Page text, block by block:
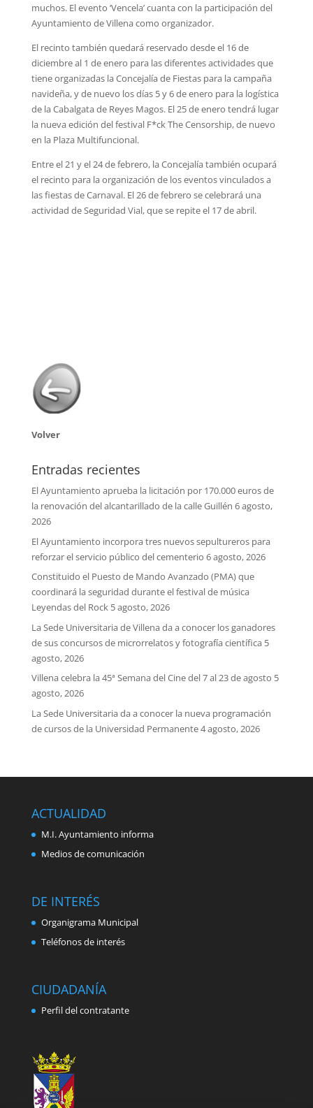
muchos. El evento ‘Vencela’ cuanta con la participación del
Ayuntamiento de Villena como organizador.
El recinto también quedará reservado desde el 16 de
diciembre al 1 de enero para las diferentes actividades que
tiene organizadas la Concejalía de Fiestas para la campaña
navideña, y de nuevo los días 5 y 6 de enero para la logística
de la Cabalgata de Reyes Magos. El 25 de enero tendrá lugar
la nueva edición del festival F*ck The Censorship, de nuevo
en la Plaza Multifuncional.
Entre el 21 y el 24 de febrero, la Concejalía también ocupará
el recinto para la organización de los eventos vinculados a
las fiestas de Carnaval. El 26 de febrero se celebrará una
actividad de Seguridad Vial, que se repite el 17 de abril.
Volver
Entradas recientes
El Ayuntamiento aprueba la licitación por 170.000 euros de
la renovación del alcantarillado de la calle Guillén 6 agosto,
2026
El Ayuntamiento incorpora tres nuevos sepultureros para
reforzar el servicio público del cementerio 6 agosto, 2026
Constituido el Puesto de Mando Avanzado (PMA) que
coordinará la seguridad durante el festival de música
Leyendas del Rock 5 agosto, 2026
La Sede Universitaria de Villena da a conocer los ganadores
de sus concursos de microrrelatos y fotografía científica 5
agosto, 2026
Villena celebra la 45ª Semana del Cine del 7 al 23 de agosto 5
agosto, 2026
La Sede Universitaria da a conocer la nueva programación
de cursos de la Universidad Permanente4 agosto, 2026
ACTUALIDAD
M.I. Ayuntamiento informa
Medios de comunicación
DE INTERÉS
Organigrama Municipal
Teléfonos de interés
CIUDADANÍA
Perfil del contratante